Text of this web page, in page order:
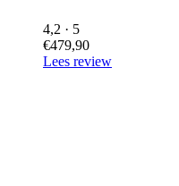
4,2 · 5
€479,90
Lees review